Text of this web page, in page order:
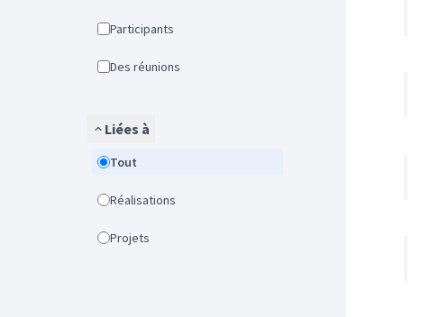
Participants
Des réunions
Liées à
Tout
Réalisations
Projets